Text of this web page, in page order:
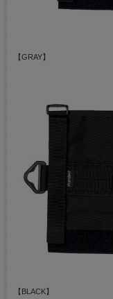
【GRAY】
【BLACK】